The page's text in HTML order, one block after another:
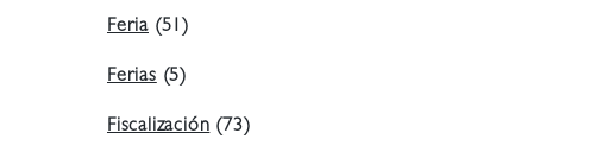
Feria (51)
Ferias(5)
Fiscalización(73)